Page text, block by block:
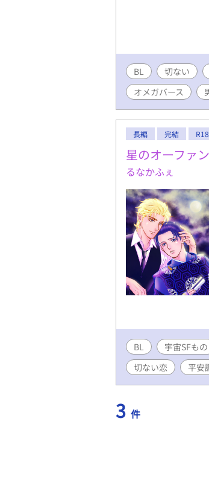
BL 切ない
オメガバース
長編 完結 R18
星のオーファン
るなかふぇ
BL 宇宙SFもの
切ない恋
平安
3 件